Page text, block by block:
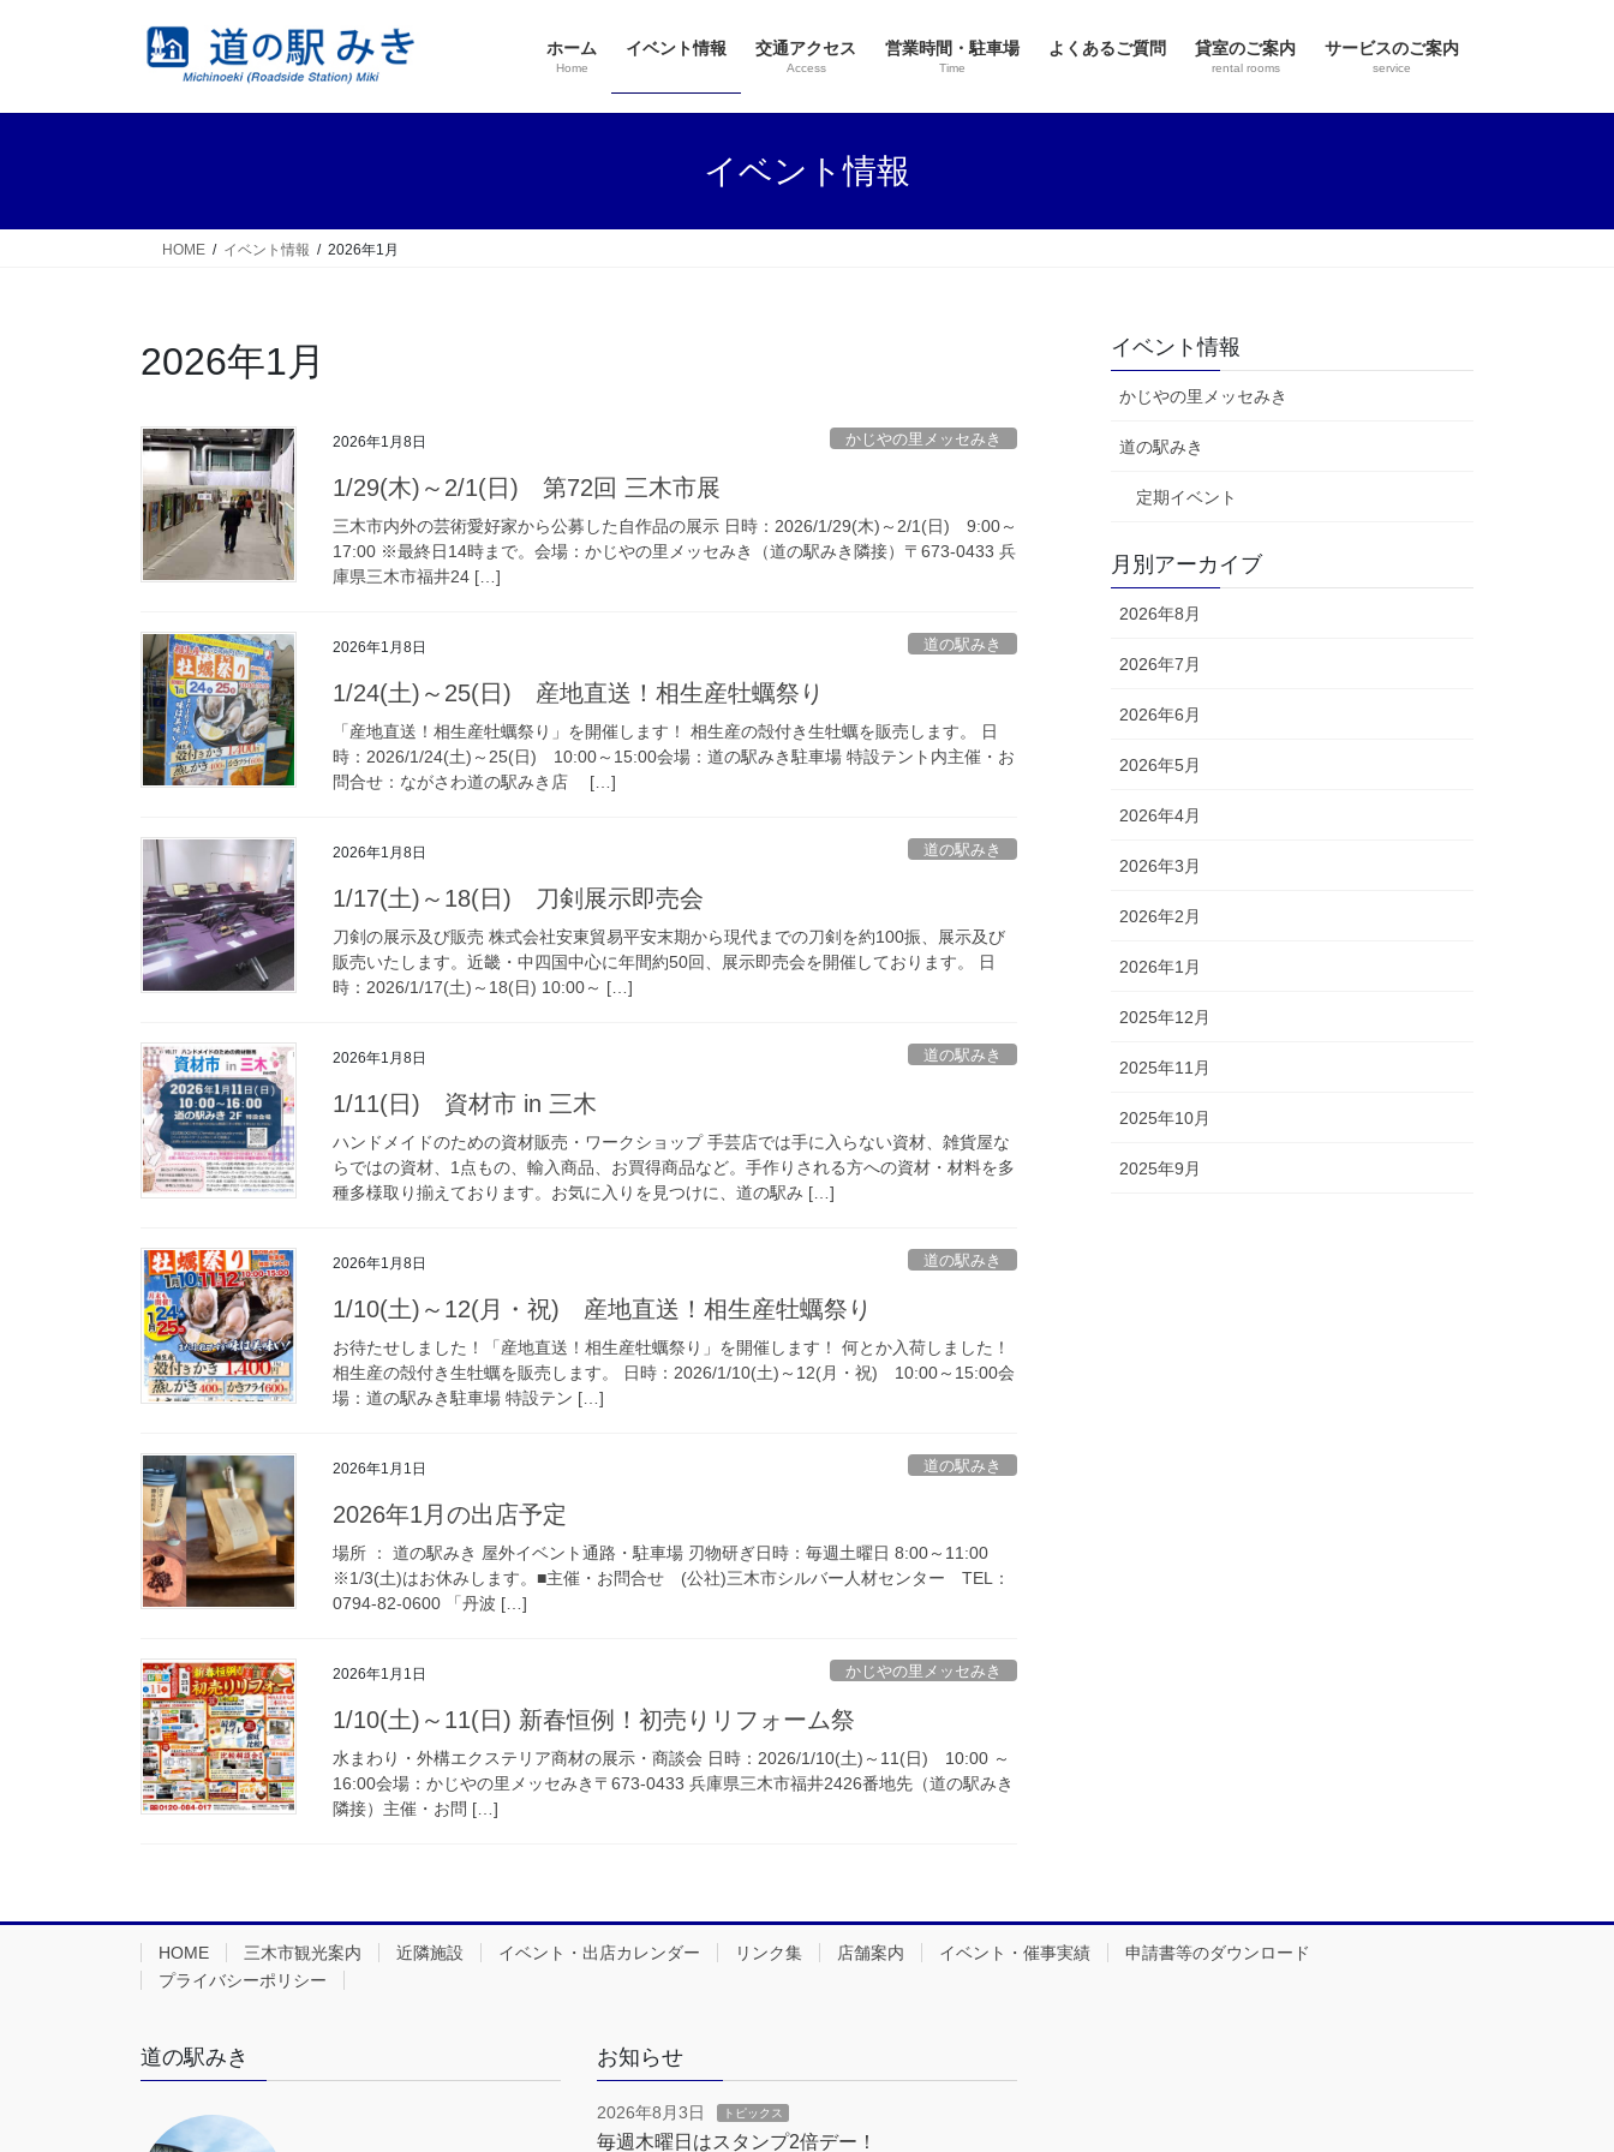
ホーム
Home
イベント情報 交通アクセス
Access
営業時間・駐車場
Time
よくあるご質問 貸室のご案内
rental rooms
サービスのご案内
service
イベント情報
HOME イベント情報 2026年1月
2026年1月
2026年1月8日 かじやの里メッセみき
1/29(木)～2/1(日) 第72回 三木市展
三木市内外の芸術愛好家から公募した自作品の展示 日時：2026/1/29(木)～2/1(日) 9:00～
17:00 ※最終日14時まで。会場：かじやの里メッセみき（道の駅みき隣接）〒673-0433 兵
庫県三木市福井24 […]
2026年1月8日 道の駅みき
1/24(土)～25(日) 産地直送！相生産牡蠣祭り
「産地直送！相生産牡蠣祭り」を開催します！ 相生産の殻付き生牡蠣を販売します。 日
時：2026/1/24(土)～25(日) 10:00～15:00会場：道の駅みき駐車場 特設テント内主催・お
問合せ：ながさわ道の駅みき店 […]
2026年1月8日 道の駅みき
1/17(土)～18(日) 刀剣展示即売会
刀剣の展示及び販売 株式会社安東貿易平安末期から現代までの刀剣を約100振、展示及び
販売いたします。近畿・中四国中心に年間約50回、展示即売会を開催しております。 日
時：2026/1/17(土)～18(日) 10:00～ […]
2026年1月8日 道の駅みき
1/11(日) 資材市 in 三木
ハンドメイドのための資材販売・ワークショップ 手芸店では手に入らない資材、雑貨屋な
らではの資材、1点もの、輸入商品、お買得商品など。手作りされる方への資材・材料を多
種多様取り揃えております。お気に入りを見つけに、道の駅み […]
2026年1月8日 道の駅みき
1/10(土)～12(月・祝) 産地直送！相生産牡蠣祭り
お待たせしました！「産地直送！相生産牡蠣祭り」を開催します！ 何とか入荷しました！
相生産の殻付き生牡蠣を販売します。 日時：2026/1/10(土)～12(月・祝) 10:00～15:00会
場：道の駅みき駐車場 特設テン […]
2026年1月1日 道の駅みき
2026年1月の出店予定
場所 ： 道の駅みき 屋外イベント通路・駐車場 刃物研ぎ日時：毎週土曜日 8:00～11:00
※1/3(土)はお休みします。■主催・お問合せ (公社)三木市シルバー人材センター TEL：
0794-82-0600 「丹波 […]
2026年1月1日 かじやの里メッセみき
1/10(土)～11(日) 新春恒例！初売りリフォーム祭
水まわり・外構エクステリア商材の展示・商談会 日時：2026/1/10(土)～11(日) 10:00 ～
16:00会場：かじやの里メッセみき〒673-0433 兵庫県三木市福井2426番地先（道の駅みき
隣接）主催・お問 […]
イベント情報
かじやの里メッセみき
道の駅みき
定期イベント
月別アーカイブ
2026年8月
2026年7月
2026年6月
2026年5月
2026年4月
2026年3月
2026年2月
2026年1月
2025年12月
2025年11月
2025年10月
2025年9月
HOME 三木市観光案内 近隣施設 イベント・出店カレンダー リンク集 店舗案内 イベント・催事実績
申請書等のダウンロード
プライバシーポリシー
道の駅みき お知らせ
2026年8月3日 トピックス
毎週木曜日はスタンプ2倍デー！